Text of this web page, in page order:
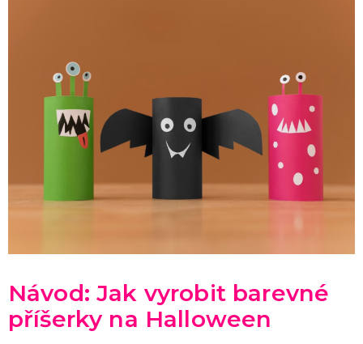
Návod: Jak vyrobit barevné
příšerky na Halloween